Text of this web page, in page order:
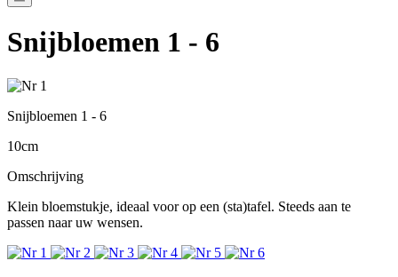
Snijbloemen 1 - 6
Snijbloemen 1 - 6
10cm
Omschrijving
Klein bloemstukje, ideaal voor op een (sta)tafel. Steeds aan te
passen naar uw wensen.